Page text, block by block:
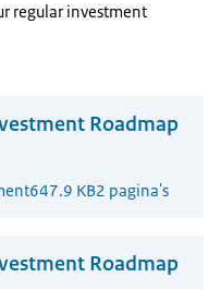
regular investment
Roadmap
647.9 KB2 pagina's
Roadmap